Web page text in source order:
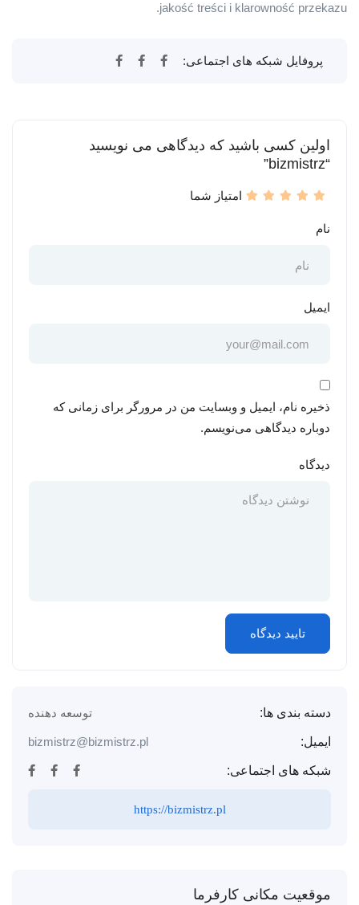
jakość treści i klarowność przekazu.
پروفایل شبکه های اجتماعی:
اولین کسی باشید که دیدگاهی می نویسید
“bizmistrz”
امتیاز شما
نام
ایمیل
ذخیره نام، ایمیل و وبسایت من در مرورگر برای زمانی که
دوباره دیدگاهی می‌نویسم.
دیدگاه
دسته بندی ها: توسعه دهنده
ایمیل: bizmistrz@bizmistrz.pl
شبکه های اجتماعی:
https://bizmistrz.pl
موقعیت مکانی کارفرما